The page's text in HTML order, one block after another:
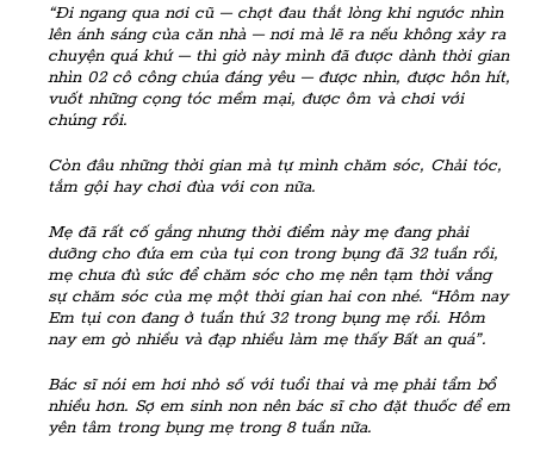
“Đi ngang qua nơi cũ – chợt đau thắt lòng khi ngước nhìn
lên ánh sáng của căn nhà – nơi mà lẽ ra nếu không xảy ra
chuyện quá khứ – thì giờ này mình đã được dành thời gian
nhìn 02 cô công chúa đáng yêu – được nhìn, được hôn hít,
vuốt những cọng tóc mềm mại, được ôm và chơi với
chúng rồi.
Còn đâu những thời gian mà tự mình chăm sóc, Chải tóc,
tắm gội hay chơi đùa với con nữa.
Mẹ đã rất cố gắng nhưng thời điểm này mẹ đang phải
dưỡng cho đứa em của tụi con trong bụng đã 32 tuần rồi,
mẹ chưa đủ sức để chăm sóc cho mẹ nên tạm thời vắng
sự chăm sóc của mẹ một thời gian hai con nhé. “Hôm nay
Em tụi con đang ở tuần thứ 32 trong bụng mẹ rồi. Hôm
nay em gò nhiều và đạp nhiều làm mẹ thấy Bất an quá”.
Bác sĩ nói em hơi nhỏ số với tuổi thai và mẹ phải tẩm bổ
nhiều hơn. Sợ em sinh non nên bác sĩ cho đặt thuốc để em
yên tâm trong bụng mẹ trong 8 tuần nữa.